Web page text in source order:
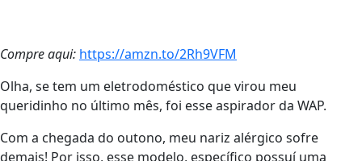
Compre aqui: https://amzn.to/2Rh9VFM
Olha, se tem um eletrodoméstico que virou meu
queridinho no último mês, foi esse aspirador da WAP.
Com a chegada do outono, meu nariz alérgico sofre
demais! Por isso, esse modelo, específico possuí uma